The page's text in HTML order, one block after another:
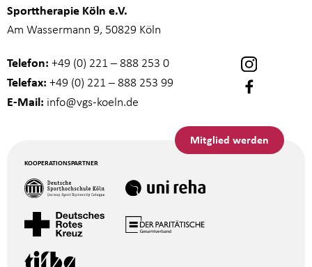
Sporttherapie Köln e.V.
Am Wassermann 9, 50829 Köln
Telefon: +49 (0) 221 – 888 253 0
Telefax: +49 (0) 221 – 888 253 99
E-Mail: info@vgs-koeln.de
Mitglied werden
KOOPERATIONSPARTNER